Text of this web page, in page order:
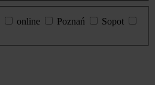
online Poznań
Sopot